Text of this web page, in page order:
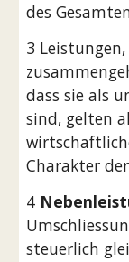
des
3
dass sie als
sind, gelten
Charakter der
4
steuerlich